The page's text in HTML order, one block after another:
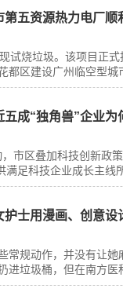
第五资源热力电厂顺
烧垃圾。该项目正
区建设广州临空型城
五成“独角兽”企业为
区叠加科技创新政
足科技企业成长主线
护士用漫画、创意设
规动作，并没有让她
垃圾桶，但在南方医